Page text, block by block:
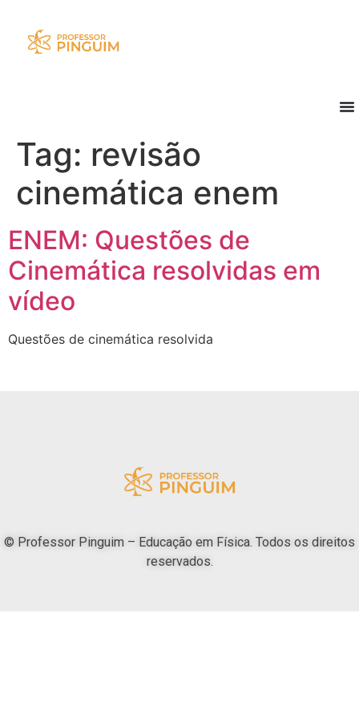
Tag: revisão
cinemática enem
ENEM: Questões de
Cinemática resolvidas em
vídeo
Questões de cinemática resolvida
© Professor Pinguim – Educação em Física. Todos os direitos
reservados.